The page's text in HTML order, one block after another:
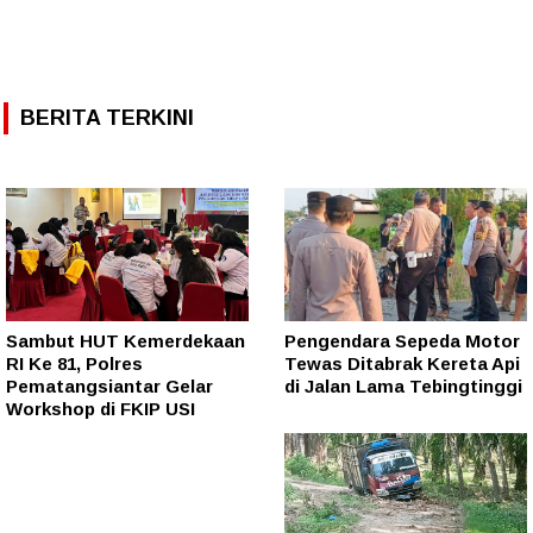
BERITA TERKINI
Sambut HUT Kemerdekaan
RI Ke 81, Polres
Pematangsiantar Gelar
Workshop di FKIP USI
Pengendara Sepeda Motor
Tewas Ditabrak Kereta Api
di Jalan Lama Tebingtinggi